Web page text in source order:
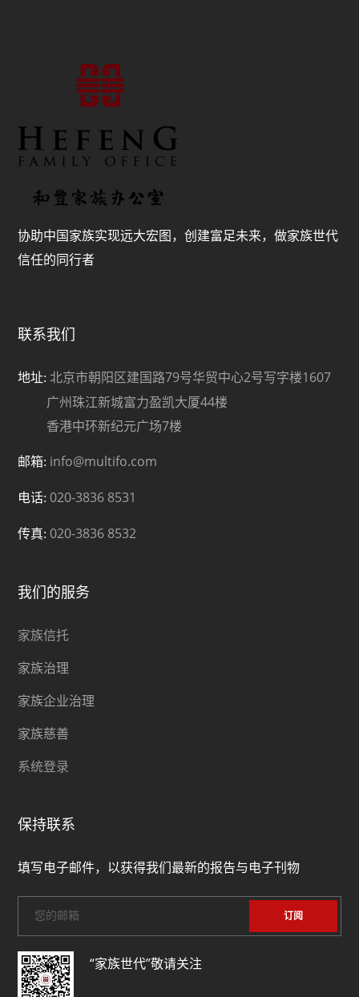
协助中国家族实现远大宏图，创建富足未来，做家族世代
信任的同行者
联系我们
地址: 北京市朝阳区建国路79号华贸中心2号写字楼1607
广州珠江新城富力盈凯大厦44楼
香港中环新纪元广场7楼
邮箱: info@multifo.com
电话: 020-3836 8531
传真: 020-3836 8532
我们的服务
家族信托
家族治理
家族企业治理
家族慈善
系统登录
保持联系
填写电子邮件，以获得我们最新的报告与电子刊物
“家族世代”敬请关注